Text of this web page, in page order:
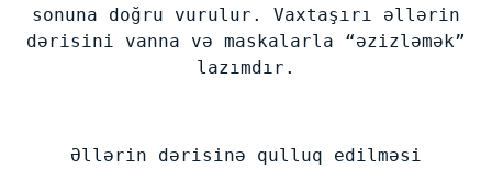
sonuna doğru vurulur. Vaxtaşırı əllərin
dərisini vanna və maskalarla “əzizləmək”
lazımdır.
Əllərin dərisinə qulluq edilməsi